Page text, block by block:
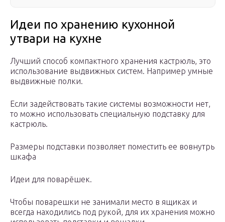
Идеи по хранению кухонной
утвари на кухне
Лучший способ компактного хранения кастрюль, это
использование выдвижных систем. Например умные
выдвижные полки.
Если задействовать такие системы возможности нет,
то можно использовать специальную подставку для
кастрюль.
Размеры подставки позволяет поместить ее вовнутрь
шкафа
Идеи для поварёшек.
Чтобы поварешки не занимали место в ящиках и
всегда находились под рукой, для их хранения можно